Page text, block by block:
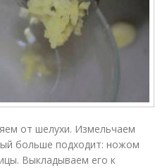
от шелухи. Измельчаем
больше подходит: ножом
Выкладываем его к